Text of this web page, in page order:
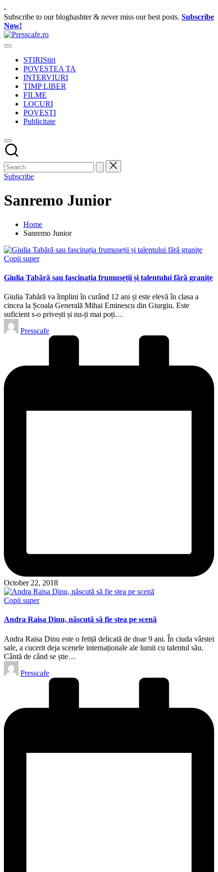
Skip
to
content
-
Subscribe to our bloghashter & never miss our best posts. Subscribe
Now!
Presscafe.ro
Cafeneau
urbaneSTIRIStiri
POVESTEA TA
INTERVIURI
TIMP LIBER
FILME
LOCURI
POVESTI
Publicitate
Subscribe
Sanremo Junior
Home
Sanremo Junior
Posted
Copii super
Giulia Tabără sau fascinația frumuseții și talentului fără granițe
Giulia Tabără va împlini în curând 12 ani și este elevă în clasa a
cincea la Școala Generală Mihai Eminescu din Giurgiu. Este
suficient s-o privești și nu-ți mai poți…
Posted
by
Presscafe
October 22, 2018
Posted
Copii super
Andra Raisa Dinu, născută să fie stea pe scenă
Andra Raisa Dinu este o fetiță delicată de doar 9 ani. În ciuda vârstei
sale, a cucerit deja scenele internaționale ale lumii cu talentul său.
Cântă de când se știe…
Posted
by
Presscafe